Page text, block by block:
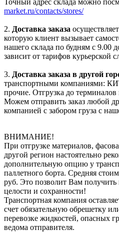
market.ru/contacts/stores/
2. Доставка заказа
которую клиент вызывает
нашего склада по будням с 9.00
зависит от тарифов курьерской
3. Доставка заказа в другой
транспортными компаниями:
прочие. Отгрузка до терминалов
Можем отправить заказ любой
компанией с забором груза с
ВНИМАНИЕ!
При отгрузке материалов,
другой регион настоятельно
дополнительную опцию у
паллетного борта. Средняя
руб. Это позволит Вам получить
целости и сохранности!
Транспортная компания
счет обязательную обрешетку
перевозке жидкостей, опасных
ведома отправителя.